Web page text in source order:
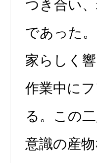
つき合い
であった
家らしく
作業中に
る。この
意識の産